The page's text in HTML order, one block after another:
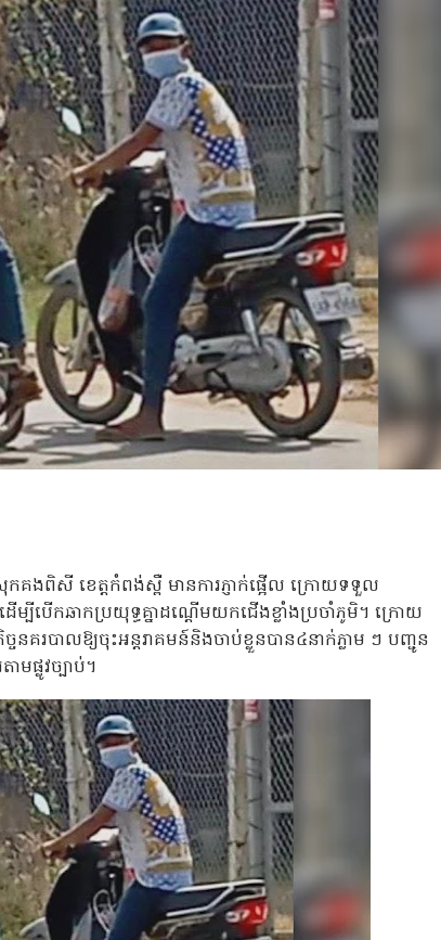
កគងពិសី ខេត្តកំពង់ស្ពឺ មានការភ្ញាក់ផ្អើល ក្រោយទទួល
បីបើកឆាកប្រយុទ្ធគ្នាដណ្តើមយកជើងខ្លាំងប្រចាំភូមិ។ ក្រោយ
បាលឱ្យចុះអន្តរាគមន៍និងចាប់ខ្លួនបាន៤នាក់ភ្លាម ៗ បញ្ជូន
មផ្លូវច្បាប់។